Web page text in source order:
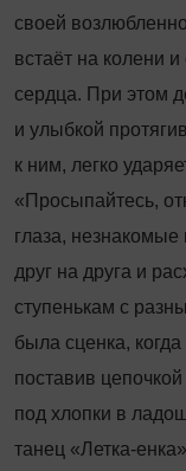
своей
встаёт на колени
сердца. При этом
и улыбкой
к ним, легко
«Просыпайтесь,
глаза,
друг на друга и
ступенькам с
была сценка,
поставив
под хлопки в
танец «Летка-